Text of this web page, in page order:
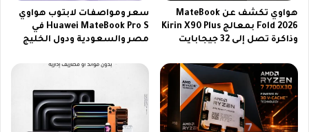
2
0
2
…
هواوي تكشف عن MateBook
Fold 2026 بمعالج Kirin X90 Plus
وذاكرة تصل إلى 32 جيجابايت
سعر ومواصفات لابتوب هواوي
Huawei MateBook Pro S في
مصر والسعودية ودول الخليج